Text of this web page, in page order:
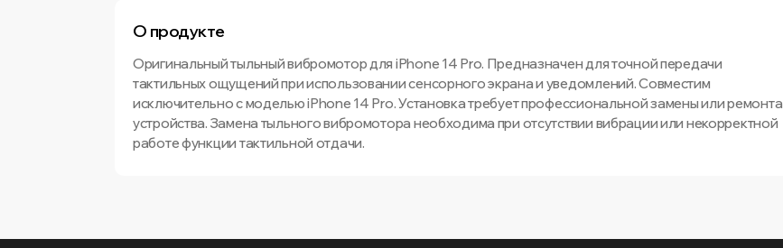
О продукте
Оригинальный тыльный вибромотор для iPhone 14 Pro. Предназначен для точной передачи
тактильных ощущений при использовании сенсорного экрана и уведомлений. Совместим
исключительно с моделью iPhone 14 Pro. Установка требует профессиональной замены или ремонта
устройства. Замена тыльного вибромотора необходима при отсутствии вибрации или некорректной
работе функции тактильной отдачи.